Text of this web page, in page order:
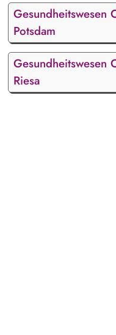
Gesundheitswesen
Potsdam
Gesundheitswesen
Riesa